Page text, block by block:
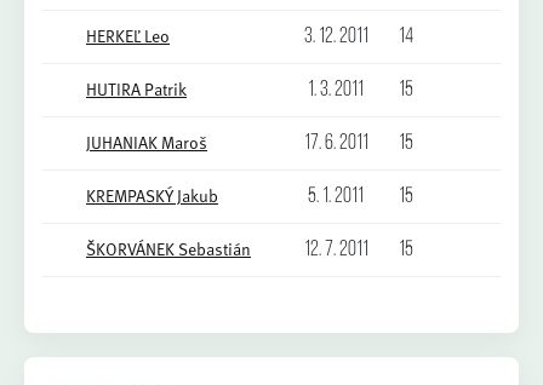
HERKEĽ Leo 3. 12. 2011 14
HUTIRA Patrik 1. 3. 2011 15
JUHANIAK Maroš 17. 6. 2011 15
KREMPASKÝ Jakub 5. 1. 2011 15
ŠKORVÁNEK Sebastián 12. 7. 2011 15